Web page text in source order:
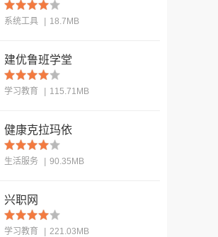
系统工具 18.7MB
建优鲁班学堂
学习教育 115.71MB
健康克拉玛依
生活服务 90.35MB
兴职网
学习教育 221.03MB